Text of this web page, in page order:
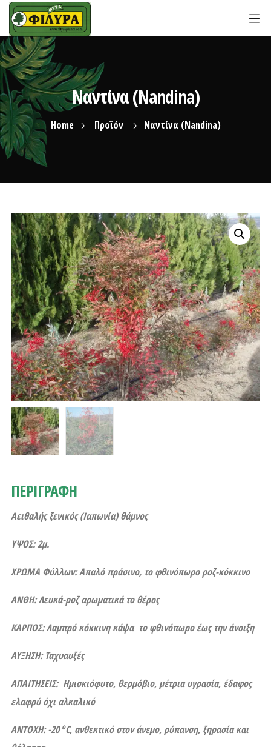
Ναντίνα (Nandina)
Home Προϊόν Ναντίνα (Nandina)
ΠΕΡΙΓΡΑΦΗ
Αειθαλής ξενικός (Ιαπωνία) θάμνος
ΥΨΟΣ: 2μ.
ΧΡΩΜΑ Φύλλων: Απαλό πράσινο, το φθινόπωρο ροζ-κόκκινο
ΑΝΘΗ: Λευκά-ροζ αρωματικά το θέρος
ΚΑΡΠΟΣ: Λαμπρό κόκκινη κάψα το φθινόπωρο έως την άνοιξη
ΑΥΞΗΣΗ: Ταχυαυξές
ΑΠΑΙΤΗΣΕΙΣ: Ημισκιόφυτο, θερμόβιο, μέτρια υγρασία, έδαφος
ελαφρύ όχι αλκαλικό
ΑΝΤΟΧΗ: -20οC, ανθεκτικό στον άνεμο, ρύπανση, ξηρασία και